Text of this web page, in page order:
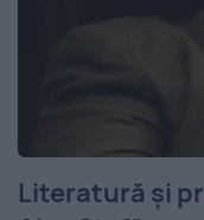
Literatură și